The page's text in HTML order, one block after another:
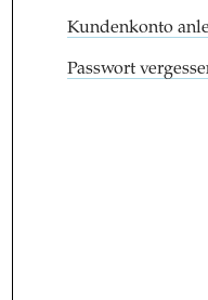
Kundenkonto
Passwort